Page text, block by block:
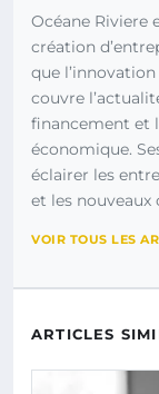
Océane Riviere
création
que
couvre
financement et
économique.
éclairer les
et les nouveaux
VOIR TOUS LES
ARTICLES